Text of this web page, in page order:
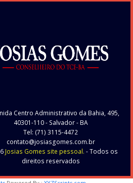
Centro Administrativo da Bahia, 495,
40301-110- Salvador - BA
Tel: (71) 3115-4472
contato@josiasgomes.com.br
Josias Gomes site pessoal. - Todos os
direitos reservados